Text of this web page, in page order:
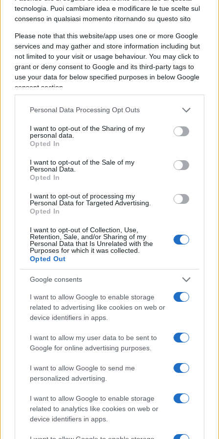
tecnologia. Puoi cambiare idea e modificare le tue scelte sul
consenso in qualsiasi momento ritornando su questo sito
Please note that this website/app uses one or more Google
services and may gather and store information including but
not limited to your visit or usage behaviour. You may click to
grant or deny consent to Google and its third-party tags to
use your data for below specified purposes in below Google
consent section.
Personal Data Processing Opt Outs
I want to opt-out of the Sharing of my
personal data.
Opted In
I want to opt-out of the Sale of my
Personal Data.
Opted In
I want to opt-out of processing my
Personal Data for Targeted Advertising.
Opted In
I want to opt-out of Collection, Use,
Retention, Sale, and/or Sharing of my
Personal Data that Is Unrelated with the
Purposes for which it was collected.
Opted Out
Google consents
I want to allow Google to enable storage
related to advertising like cookies on web or
device identifiers in apps.
I want to allow my user data to be sent to
Google for online advertising purposes.
I want to allow Google to send me
personalized advertising.
I want to allow Google to enable storage
related to analytics like cookies on web or
device identifiers in apps.
si viene promosse per il solo fatto di essere
donne, il che sarebbe umiliante, quindi bisogna
uscire dalla propria comfort zone, essere pronte a
trasferirsi e magari a cambiare funzione.
Insomma: occorre mettersi in discussione e non
sempre le donne sono pronte a farlo”.
Forse perché spesso trasferirsi significa
“Esatto. E non sempre è tecnicamente possibile
per l’uomo seguire la moglie in carriera”.
Eppure sono moltissime le mogli che seguono
“Infatti occorre che gli uomini entrino quest’ottica.
Spesso, invece, sono in difficoltà nel convivere
con una compagna che fa più carriera di loro. Mio
marito, devo dire, non si è mai vergognato di
questo. Anzi: quando ricevevo una promozione mi
diceva sempre ‘Ok, prepariamoci alla prossima’.
Però non sono tutti così”.
Ha avuto difficoltà a lasciare i figli?
“Molte volte mi sono chiesta se stavo facendo la
scelta giusta. Un altro enorme tema infatti è
quello dei ‘sensi di colpa’, che nelle donne sono
fortissimi, soprattutto nella gestione dei figli”.
momenti più complicati per una donna in
carriera, che teme di interrompere per alcuni
mesi un percorso di crescita professionale e di